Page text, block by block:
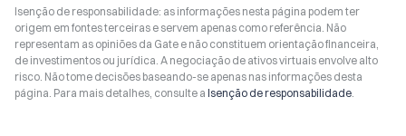
Isenção de responsabilidade: as informações nesta página podem ter
origem em fontes terceiras e servem apenas como referência. Não
representam as opiniões da Gate e não constituem orientação financeira,
de investimentos ou jurídica. A negociação de ativos virtuais envolve alto
risco. Não tome decisões baseando-se apenas nas informações desta
página. Para mais detalhes, consulte a Isenção de responsabilidade.